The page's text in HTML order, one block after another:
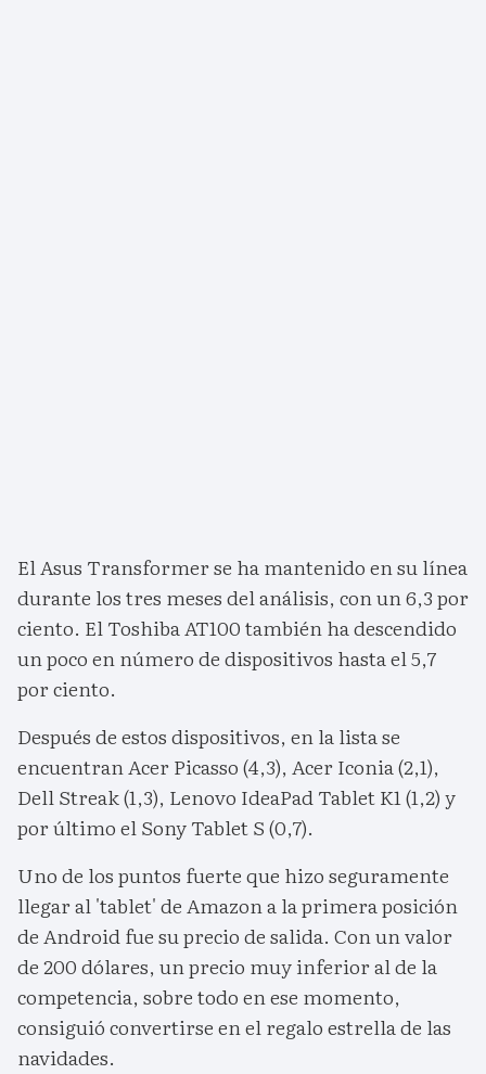
El Asus Transformer se ha mantenido en su línea
durante los tres meses del análisis, con un 6,3 por
ciento. El Toshiba AT100 también ha descendido
un poco en número de dispositivos hasta el 5,7
por ciento.
Después de estos dispositivos, en la lista se
encuentran Acer Picasso (4,3), Acer Iconia (2,1),
Dell Streak (1,3), Lenovo IdeaPad Tablet K1 (1,2) y
por último el Sony Tablet S (0,7).
Uno de los puntos fuerte que hizo seguramente
llegar al 'tablet' de Amazon a la primera posición
de Android fue su precio de salida. Con un valor
de 200 dólares, un precio muy inferior al de la
competencia, sobre todo en ese momento,
consiguió convertirse en el regalo estrella de las
navidades.